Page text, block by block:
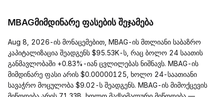
MBAGმიმდინარე ფასების შეჯამება
Aug 8, 2026-ის მონაცემებით, MBAG-ის მთლიანი საბაზრო
კაპიტალიზაცია შეადგენს $95.53K-ს, რაც ბოლო 24 საათის
განმავლობაში +0.83%-იან ცვლილებას ნიშნავს. MBAG-ის
მიმდინარე ფასი არის $0.00000125, ხოლო 24-საათიანი
სავაჭრო მოცულობა $9.02-ს შეადგენს. MBAG-ის მიმოქცევის